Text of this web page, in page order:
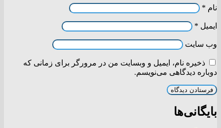
نام *
ایمیل *
وب‌ سایت
ذخیره نام، ایمیل و وبسایت من در مرورگر برای زمانی که
دوباره دیدگاهی می‌نویسم.
بایگانی‌ها